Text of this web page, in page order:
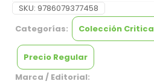
SKU: 9786079377458
Categorías:
Colección Critica
Precio Regular
Marca / Editorial: